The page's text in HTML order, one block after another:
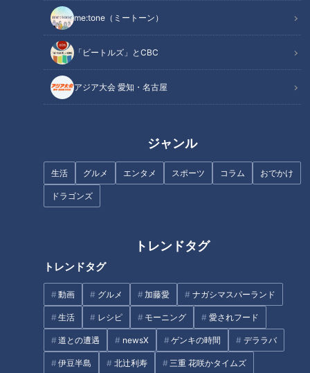
me:tone（ミートーン）
「ビートルズ」とCBC
アジア大会 愛知・名古屋
ジャンル
生活 グルメ エンタメ スポーツ コラム おでかけ
ドラゴンズ
トレンドタグ
トレンドタグ
動画 グルメ 加藤愛 ナガシマスパーランド
生活 レシピ モーニング 愛されフード
道との遭遇 newsX ゲンキの時間 デララバ
伊豆半島 北辻利寿 三重 花咲かタイムズ
「くちなし由来の着色料でもち米を蒸し、黒豆を上にのせま
す。5月5日のこどもの日には200～300パックは出ますね」と
は昭和2年(1927)創業の山田餅本店（名古屋市瑞穂区）3代目
の山田克哉さん。端午の節句に合わせて古くから当たり前のよ
うにつくり続けている黄飯ですが、由来については判然としな
「私が店に立つようになった30～40年前は、白・黄2食のお
こわの詰め合わせで白黄飯として売っていたんです。そのう
ち、黄飯だけでいいんじゃないか？と黄色だけになった。小豆
を使う赤飯は贅沢なのでくちなしで代用したという説もあるよ
が乏しい気がします」と山田さん。さらに「昔は商売としてつ
す。民間の風習は記録もないので、いつから、なぜ、というの
は分からないものが多いですよね。つくっているこっちが教え
てもらいたいくらいです」といいます。
全国各地で見られる黄色いおこわ